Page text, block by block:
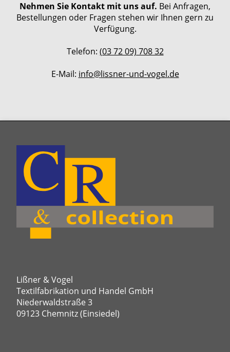
Nehmen Sie Kontakt mit uns auf. Bei Anfragen,
Bestellungen oder Fragen stehen wir Ihnen gern zu
Verfügung.
Telefon: (03 72 09) 708 32
E-Mail: info@lissner-und-vogel.de
Lißner & Vogel
Textilfabrikation und Handel GmbH
Niederwaldstraße 3
09123 Chemnitz (Einsiedel)